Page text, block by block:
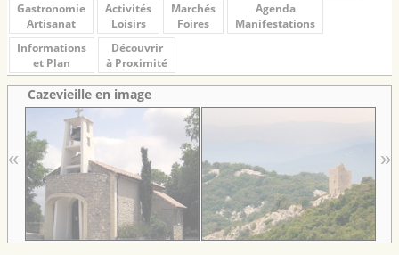
Gastronomie
Artisanat
Activités
Loisirs
Marchés
Foires
Agenda
Manifestations
Informations
et Plan
Découvrir
à Proximité
Cazevieille en image
« »